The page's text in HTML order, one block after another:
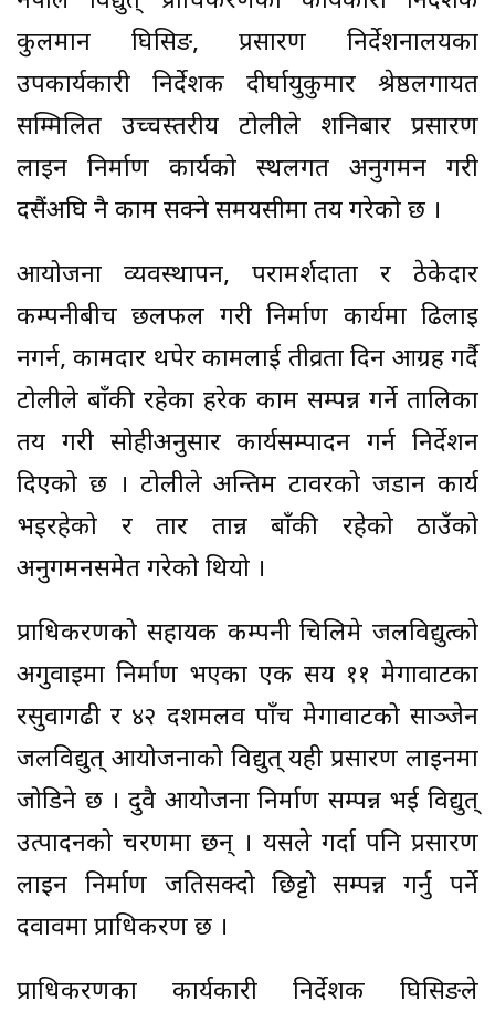
कुलमान घिसिङ, प्रसारण निर्देशनालयका
उपकार्यकारी निर्देशक दीर्घायुकुमार श्रेष्ठलगायत
सम्मिलित उच्चस्तरीय टोलीले शनिबार प्रसारण
लाइन निर्माण कार्यको स्थलगत अनुगमन गरी
दसैंअघि नै काम सक्ने समयसीमा तय गरेको छ ।
आयोजना व्यवस्थापन, परामर्शदाता र ठेकेदार
कम्पनीबीच छलफल गरी निर्माण कार्यमा ढिलाइ
नगर्न, कामदार थपेर कामलाई तीव्रता दिन आग्रह गर्दै
टोलीले बाँकी रहेका हरेक काम सम्पन्न गर्ने तालिका
तय गरी सोहीअनुसार कार्यसम्पादन गर्न निर्देशन
दिएको छ । टोलीले अन्तिम टावरको जडान कार्य
भइरहेको र तार तान्न बाँकी रहेको ठाउँको
अनुगमनसमेत गरेको थियो ।
प्राधिकरणको सहायक कम्पनी चिलिमे जलविद्युत्को
अगुवाइमा निर्माण भएका एक सय ११ मेगावाटका
रसुवागढी र ४२ दशमलव पाँच मेगावाटको साञ्जेन
जलविद्युत् आयोजनाको विद्युत् यही प्रसारण लाइनमा
जोडिने छ । दुवै आयोजना निर्माण सम्पन्न भई विद्युत्
उत्पादनको चरणमा छन् । यसले गर्दा पनि प्रसारण
लाइन निर्माण जतिसक्दो छिट्टो सम्पन्न गर्नु पर्ने
दवावमा प्राधिकरण छ ।
प्राधिकरणका कार्यकारी निर्देशक घिसिङले